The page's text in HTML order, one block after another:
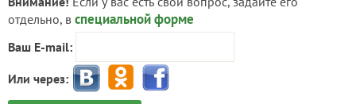
отдельно, в специальной форме
Ваш E-mail:
Или через: